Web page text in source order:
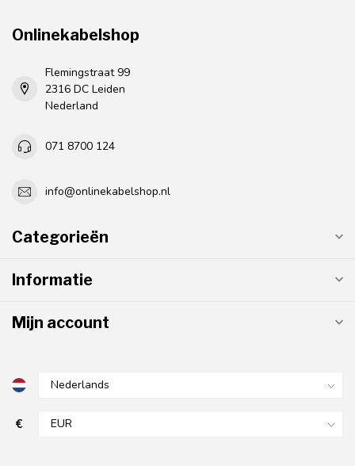
Onlinekabelshop
Flemingstraat 99
2316 DC Leiden
Nederland
071 8700 124
info@onlinekabelshop.nl
Categorieën
Informatie
Mijn account
€